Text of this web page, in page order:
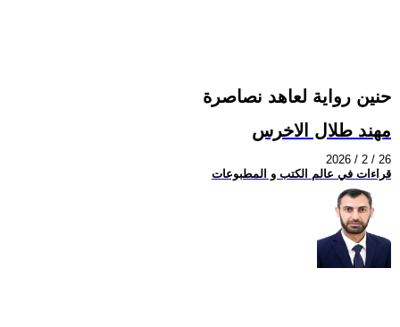
حنين رواية لعاهد نصاصرة
مهند طلال الاخرس
2026 / 2 / 26
قراءات في عالم الكتب و المطبوعات